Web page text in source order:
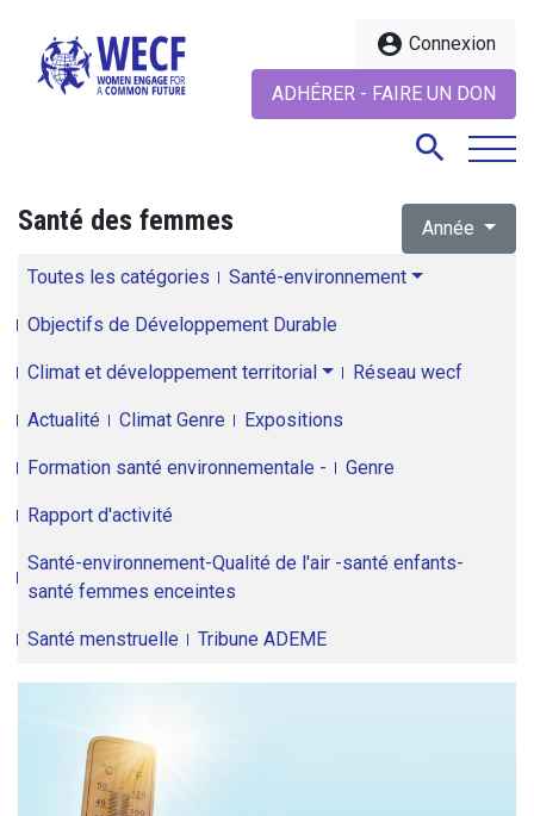
account_circle Connexion
ADHÉRER - FAIRE UN DON
search
Santé des femmes Année
Toutes les catégories Santé-environnement
Objectifs de Développement Durable
Climat et développement territorial Réseau wecf
Actualité Climat Genre Expositions
Formation santé environnementale - Genre
Rapport d'activité
Santé-environnement-Qualité de l'air -santé enfants-
santé femmes enceintes
Santé menstruelle Tribune ADEME